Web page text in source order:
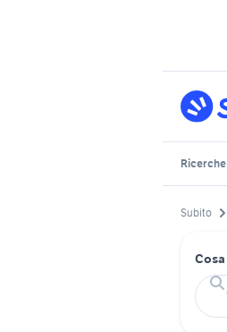
Ricerche
Subito